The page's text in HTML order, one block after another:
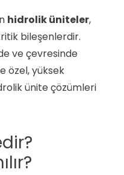
hidrolik üniteler,
bileşenlerdir.
ve çevresinde
özel, yüksek
ünite çözümleri